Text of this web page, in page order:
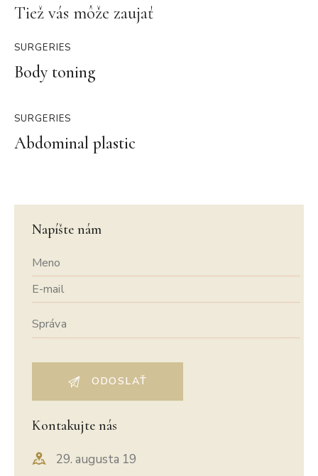
Tiež vás môže zaujať
Body toning
SURGERIES
Abdominal plastic
SURGERIES
Napíšte nám
Kontakujte nás
29. augusta 19